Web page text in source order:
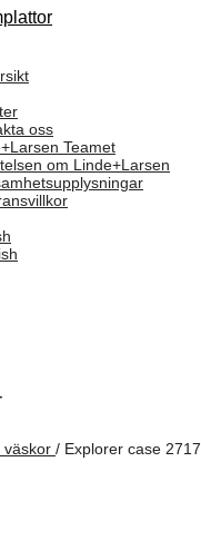
oss
Teamet
om Linde+Larsen
väskor / Explorer case 2717